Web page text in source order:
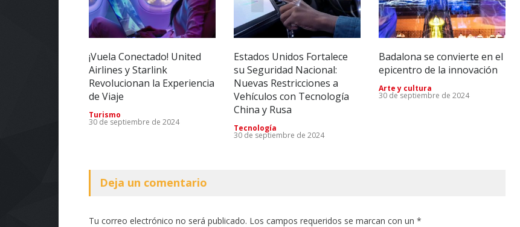
¡Vuela Conectado! United
Airlines y Starlink
Revolucionan la Experiencia
de Viaje
Turismo
30 de septiembre de 2024
Estados Unidos Fortalece
su Seguridad Nacional:
Nuevas Restricciones a
Vehículos con Tecnología
China y Rusa
Tecnología
30 de septiembre de 2024
Badalona se convierte en el
epicentro de la innovación
Arte y cultura
30 de septiembre de 2024
Deja un comentario
Tu correo electrónico no será publicado. Los campos requeridos se marcan con un *